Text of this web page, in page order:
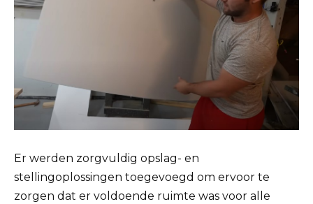
Er werden zorgvuldig opslag- en
stellingoplossingen toegevoegd om ervoor te
zorgen dat er voldoende ruimte was voor alle